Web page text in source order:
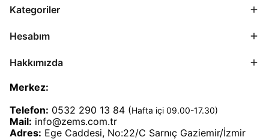
Kategoriler
Hesabım
Hakkımızda
Merkez:
Telefon: 0532 290 13 84 (Hafta içi 09.00-17.30)
Mail: info@zems.com.tr
Adres: Ege Caddesi, No:22/C Sarnıç Gaziemir/İzmir